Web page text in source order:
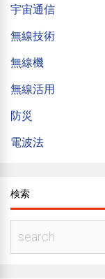
宇宙通信
無線技術
無線機
無線活用
防災
電波法
検索